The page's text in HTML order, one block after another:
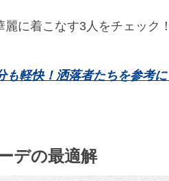
に着こなす3人をチェック！
も軽快！洒落者たちを参考
デの最適解